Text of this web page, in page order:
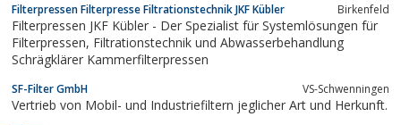
die passenden Gehäuse und kundenspezifische
Sonderlösungen.Profitieren Sie...
Filterpressen Filterpresse Filtrationstechnik JKF Kübler Birkenfeld
Filterpressen JKF Kübler - Der Spezialist für Systemlösungen für
Filterpressen, Filtrationstechnik und Abwasserbehandlung
Schrägklärer Kammerfilterpressen
SF-Filter GmbH VS-Schwenningen
Vertrieb von Mobil- und Industriefiltern jeglicher Art und Herkunft.